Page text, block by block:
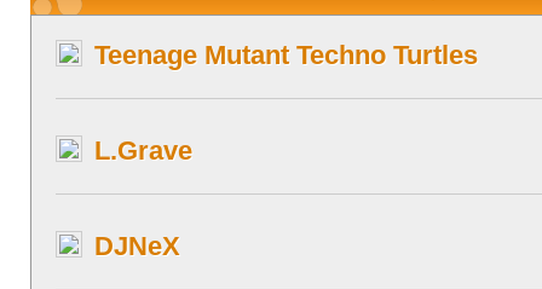
Teenage Mutant Techno Turtles
L.Grave
DJNeX